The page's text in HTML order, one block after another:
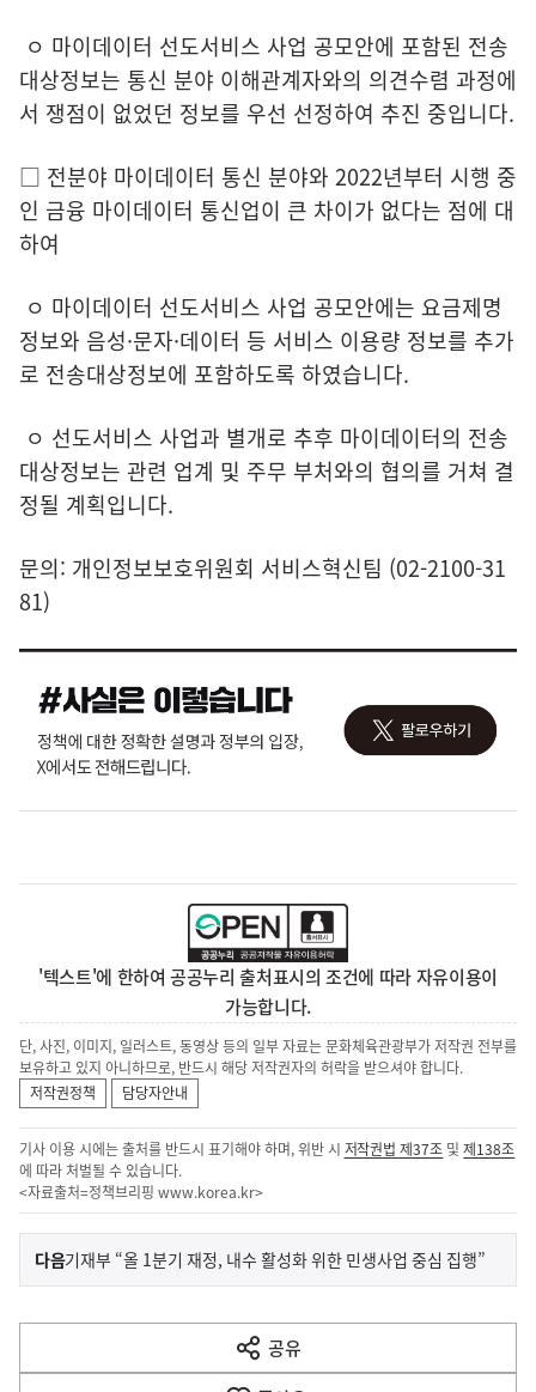
ㅇ 마이데이터 선도서비스 사업 공모안에 포함된 전송
대상정보는 통신 분야 이해관계자와의 의견수렴 과정에
서 쟁점이 없었던 정보를 우선 선정하여 추진 중입니다.
□ 전분야 마이데이터 통신 분야와 2022년부터 시행 중
인 금융 마이데이터 통신업이 큰 차이가 없다는 점에 대
하여
ㅇ 마이데이터 선도서비스 사업 공모안에는 요금제명
정보와 음성·문자·데이터 등 서비스 이용량 정보를 추가
로 전송대상정보에 포함하도록 하였습니다.
ㅇ 선도서비스 사업과 별개로 추후 마이데이터의 전송
대상정보는 관련 업계 및 주무 부처와의 협의를 거쳐 결
정될 계획입니다.
문의: 개인정보보호위원회 서비스혁신팀 (02-2100-31
81)
'텍스트'에 한하여 공공누리 출처표시의 조건에 따라 자유이용이
가능합니다.
단, 사진, 이미지, 일러스트, 동영상 등의 일부 자료는 문화체육관광부가 저작권 전부를
보유하고 있지 아니하므로, 반드시 해당 저작권자의 허락을 받으셔야 합니다.
저작권정책
담당자안내
기사 이용 시에는 출처를 반드시 표기해야 하며, 위반 시 저작권법 제37조 및제138조
에 따라 처벌될 수 있습니다.
<자료출처=정책브리핑 www.korea.kr>
이
전
다
음
다음기
사
기재부 “올 1분기 재정, 내수 활성화 위한 민생사업 중심 집행”
공유
열
기